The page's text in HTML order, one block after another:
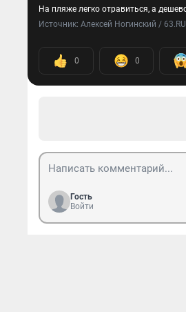
На пляже легко отравиться, а
Источник: Алексей Ногинский / 63.RU
0 0
Гость
Войти